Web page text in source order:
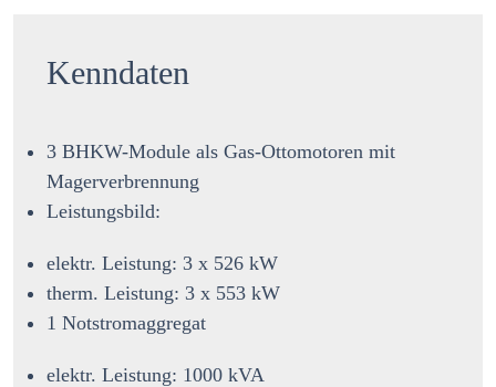
Kenndaten
3 BHKW-Module als Gas-Ottomotoren mit
Magerverbrennung
Leistungsbild:
elektr. Leistung: 3 x 526 kW
therm. Leistung: 3 x 553 kW
1 Notstromaggregat
elektr. Leistung: 1000 kVA